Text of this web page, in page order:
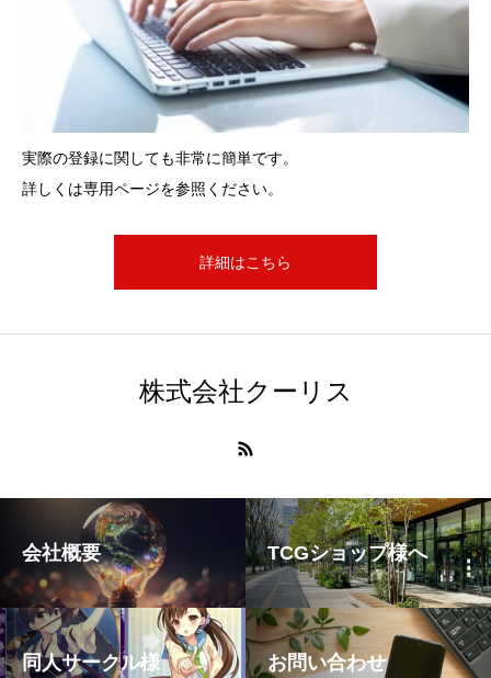
実際の登録に関しても非常に簡単です。
詳しくは専用ページを参照ください。
詳細はこちら
株式会社クーリス
会社概要 TCGショップ様へ
同人サークル様 お問い合わせ